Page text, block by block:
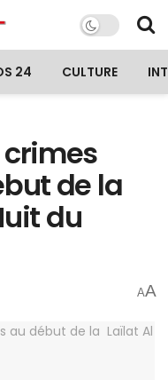
24 CULTURE
crimes
de la
du
AA